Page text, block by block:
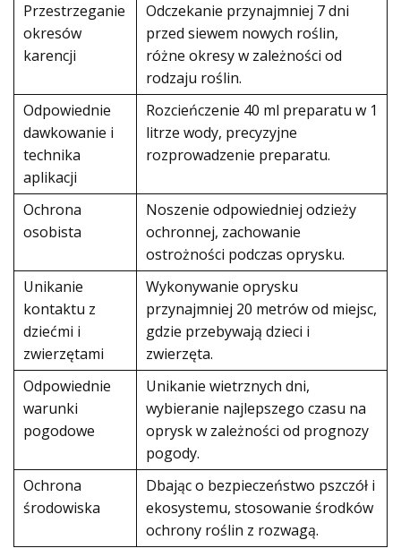
Przestrzeganie
okresów
karencji
Odczekanie przynajmniej 7 dni
przed siewem nowych roślin,
różne okresy w zależności od
rodzaju roślin.
Odpowiednie
dawkowanie i
technika
aplikacji
Rozcieńczenie 40 ml preparatu w 1
litrze wody, precyzyjne
rozprowadzenie preparatu.
Ochrona
osobista
Noszenie odpowiedniej odzieży
ochronnej, zachowanie
ostrożności podczas oprysku.
Unikanie
kontaktu z
dziećmi i
zwierzętami
Wykonywanie oprysku
przynajmniej 20 metrów od miejsc,
gdzie przebywają dzieci i
zwierzęta.
Odpowiednie
warunki
pogodowe
Unikanie wietrznych dni,
wybieranie najlepszego czasu na
oprysk w zależności od prognozy
pogody.
Ochrona
środowiska
Dbając o bezpieczeństwo pszczół i
ekosystemu, stosowanie środków
ochrony roślin z rozwagą.